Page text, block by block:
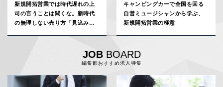
新規開拓営業では時代遅れの上
司の言うことは聞くな。新時代
の無理しない売り方「見込み顧
キャンピングカーで全国を回る
自営ミュージシャンから学ぶ、
新規開拓営業の極意
JOBBOARD
編集部おすすめ求人特集